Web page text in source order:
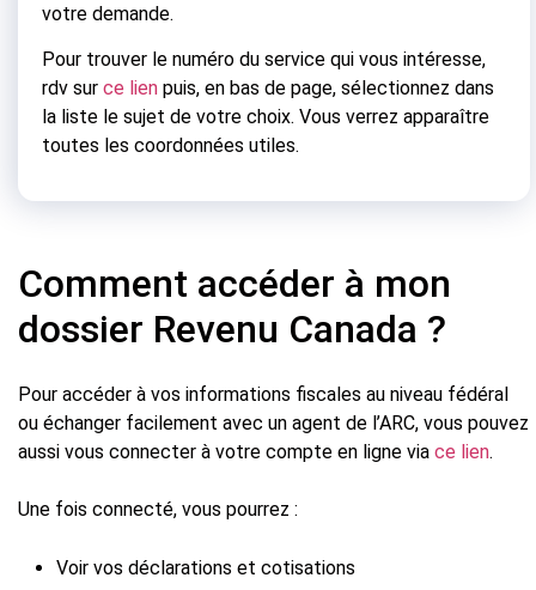
votre demande.
Pour trouver le numéro du service qui vous intéresse,
rdv sur ce lien puis, en bas de page, sélectionnez dans
la liste le sujet de votre choix. Vous verrez apparaître
toutes les coordonnées utiles.
Comment accéder à mon
dossier Revenu Canada ?
Pour accéder à vos informations fiscales au niveau fédéral
ou échanger facilement avec un agent de l’ARC, vous pouvez
aussi vous connecter à votre compte en ligne via ce lien.
Une fois connecté, vous pourrez :
Voir vos déclarations et cotisations